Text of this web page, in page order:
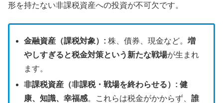
形を持たない非課税資産への投資が不可欠です。
金融資産（課税対象）: 株、債券、現金など。増
やしすぎると税金対策という新たな戦場が生まれ
ます。
非課税資産（非課税・戦場を終わらせる）: 健
康、知識、幸福感。これらは税金がかからず、誰